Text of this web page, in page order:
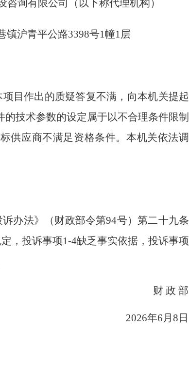
咨询有限公司（以下称代理机构）
镇沪青平公路3398号1幢1层
目作出的质疑答复不满，向本机关提起
的技术参数的设定属于以不合理条件限制
供应商不满足资格条件。本机关依法调
办法》（财政部令第94号） 第二十九条
，投诉事项1-4缺乏事实依据 ，投诉事项
财 政 部
2026年6月 8 日